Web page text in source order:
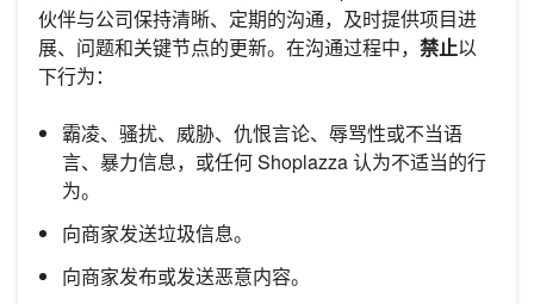
伙伴与公司保持清晰、定期的沟通，及时提供项目进
展、问题和关键节点的更新。在沟通过程中， 禁止以
下行为：
霸凌、骚扰、威胁、仇恨言论、辱骂性或不当语
言、暴力信息，或任何 Shoplazza 认为不适当的行
为。
向商家发送垃圾信息。
向商家发布或发送恶意内容。